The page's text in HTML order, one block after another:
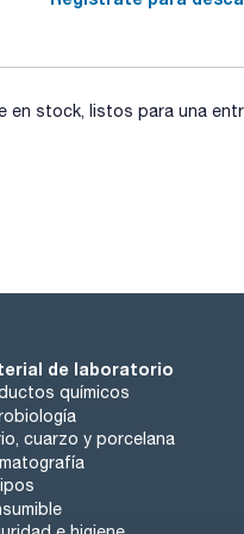
stock, listos para una
de laboratorio
químicos
cuarzo y porcelana